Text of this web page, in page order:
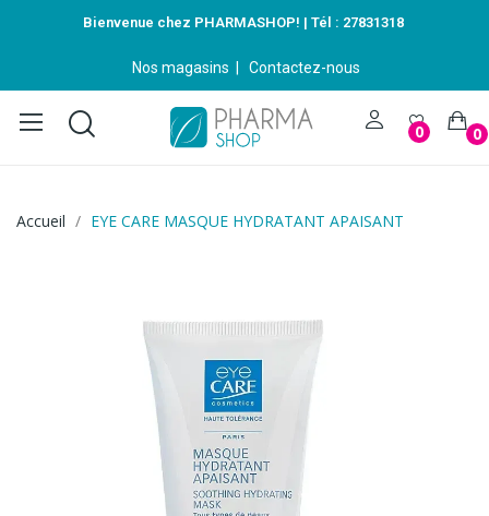
Bienvenue chez PHARMASHOP! | Tél : 27831318
Nos magasins Contactez-nous
0 0
Accueil EYE CARE MASQUE HYDRATANT APAISANT